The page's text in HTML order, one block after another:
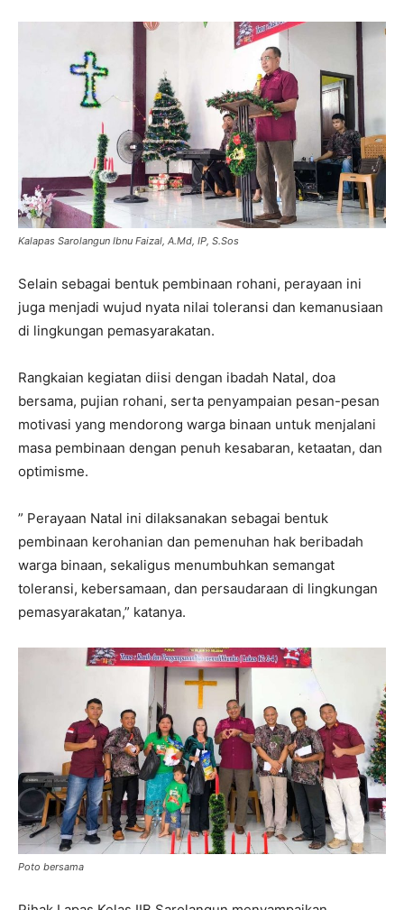
Kalapas Sarolangun Ibnu Faizal, A.Md, IP, S.Sos
Selain sebagai bentuk pembinaan rohani, perayaan ini
juga menjadi wujud nyata nilai toleransi dan kemanusiaan
di lingkungan pemasyarakatan.
Rangkaian kegiatan diisi dengan ibadah Natal, doa
bersama, pujian rohani, serta penyampaian pesan-pesan
motivasi yang mendorong warga binaan untuk menjalani
masa pembinaan dengan penuh kesabaran, ketaatan, dan
optimisme.
” Perayaan Natal ini dilaksanakan sebagai bentuk
pembinaan kerohanian dan pemenuhan hak beribadah
warga binaan, sekaligus menumbuhkan semangat
toleransi, kebersamaan, dan persaudaraan di lingkungan
pemasyarakatan,” katanya.
Poto bersama